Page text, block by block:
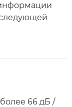
66 дБ /